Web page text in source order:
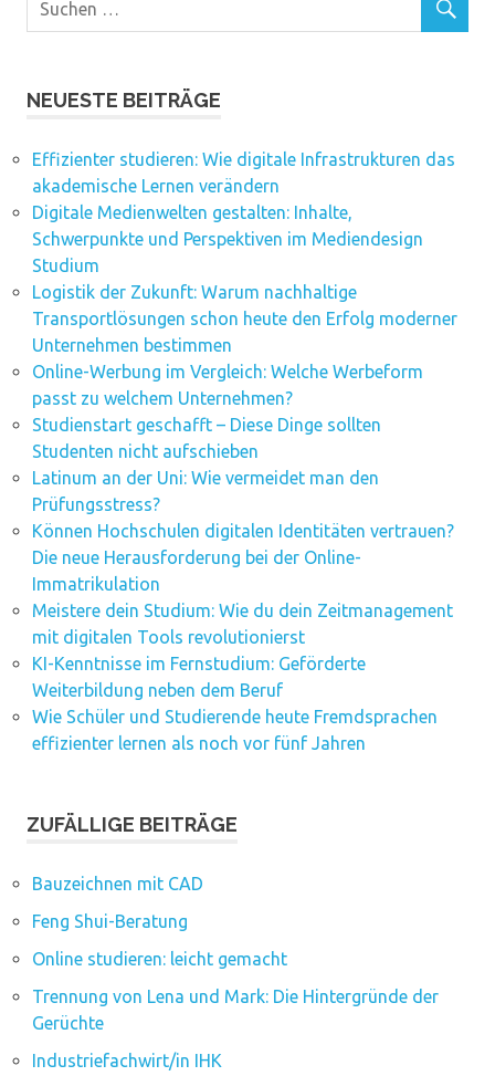
NEUESTE BEITRÄGE
Effizienter studieren: Wie digitale Infrastrukturen das
akademische Lernen verändern
Digitale Medienwelten gestalten: Inhalte,
Schwerpunkte und Perspektiven im Mediendesign
Studium
Logistik der Zukunft: Warum nachhaltige
Transportlösungen schon heute den Erfolg moderner
Unternehmen bestimmen
Online-Werbung im Vergleich: Welche Werbeform
passt zu welchem Unternehmen?
Studienstart geschafft – Diese Dinge sollten
Studenten nicht aufschieben
Latinum an der Uni: Wie vermeidet man den
Prüfungsstress?
Können Hochschulen digitalen Identitäten vertrauen?
Die neue Herausforderung bei der Online-
Immatrikulation
Meistere dein Studium: Wie du dein Zeitmanagement
mit digitalen Tools revolutionierst
KI-Kenntnisse im Fernstudium: Geförderte
Weiterbildung neben dem Beruf
Wie Schüler und Studierende heute Fremdsprachen
effizienter lernen als noch vor fünf Jahren
ZUFÄLLIGE BEITRÄGE
Bauzeichnen mit CAD
Feng Shui-Beratung
Online studieren: leicht gemacht
Trennung von Lena und Mark: Die Hintergründe der
Gerüchte
Industriefachwirt/in IHK